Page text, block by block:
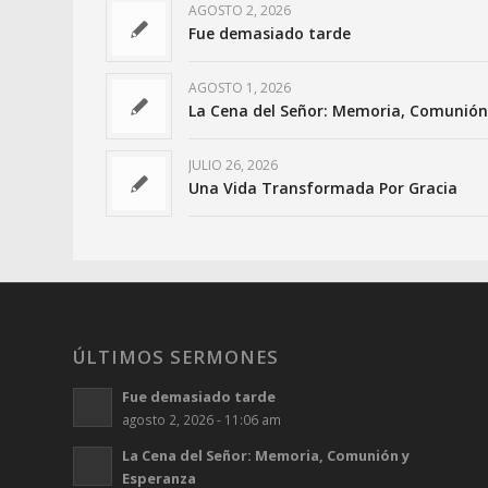
AGOSTO 2, 2026
Fue demasiado tarde
AGOSTO 1, 2026
La Cena del Señor: Memoria,
JULIO 26, 2026
Una Vida Transformada Por Gracia
ÚLTIMOS SERMONES
Fue demasiado tarde
agosto 2, 2026 - 11:06 am
La Cena del Señor: Memoria, Comunión y
Esperanza